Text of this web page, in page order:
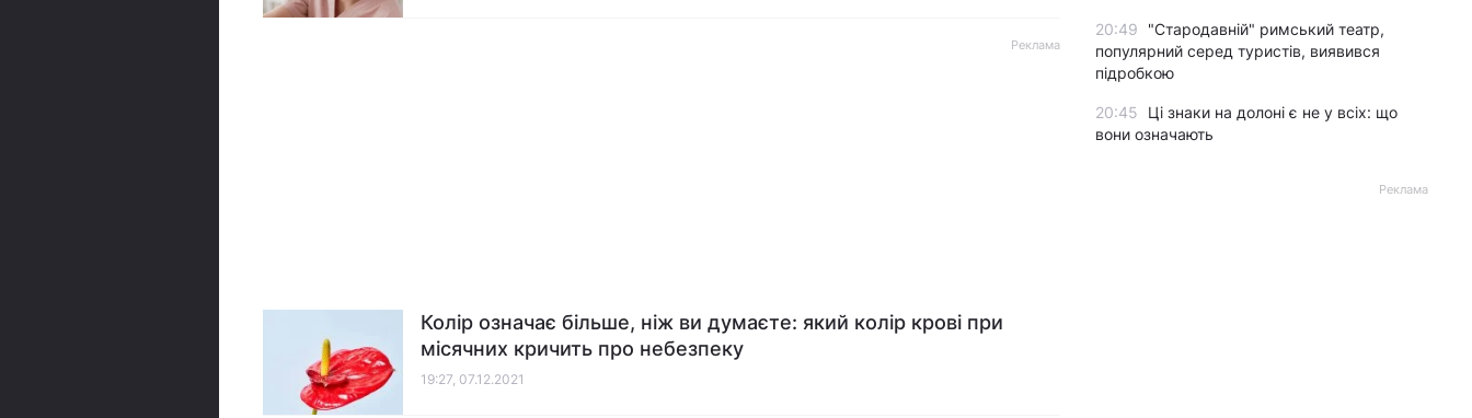
Реклама
Колір означає більше, ніж ви думаєте: який колір крові при
місячних кричить про небезпеку
19:27, 07.12.2021
20:49
"Стародавній" римський театр,
популярний серед туристів, виявився
підробкою
20:45
Ці знаки на долоні є не у всіх: що
вони означають
Реклама